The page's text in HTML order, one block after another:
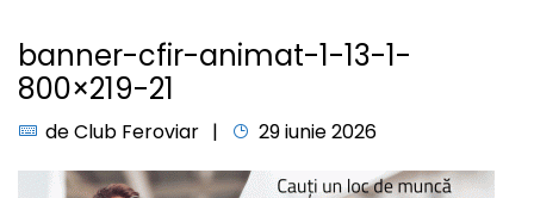
banner-cfir-animat-1-13-1-
800×219-21
deClub Feroviar 29 iunie 2026